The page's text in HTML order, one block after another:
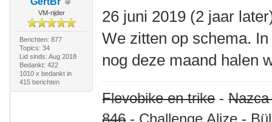
VM-rijder
Berichten: 877
Topics: 34
Lid sinds: Aug 2018
Bedankt: 422
1010 x bedankt in
415 berichten
26 juni 2019 (2 jaar
We zitten op schema.
nog deze maand halen
Flevobike en trike-
846- Challenge Alize -